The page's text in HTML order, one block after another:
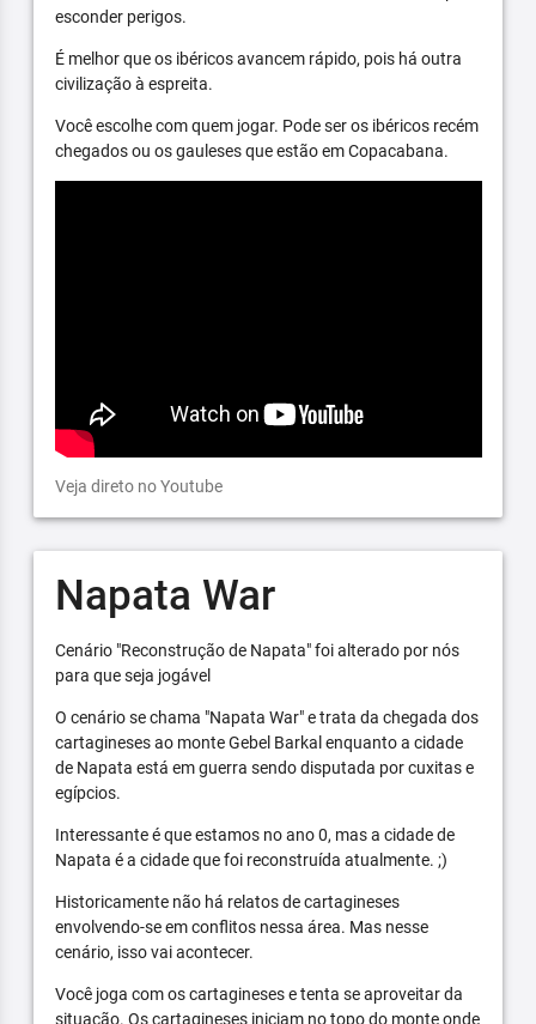
esconder perigos.
É melhor que os ibéricos avancem rápido, pois há outra
civilização à espreita.
Você escolhe com quem jogar. Pode ser os ibéricos recém
chegados ou os gauleses que estão em Copacabana.
Veja direto no Youtube
Napata War
Cenário "Reconstrução de Napata" foi alterado por nós
para que seja jogável
O cenário se chama "Napata War" e trata da chegada dos
cartagineses ao monte Gebel Barkal enquanto a cidade
de Napata está em guerra sendo disputada por cuxitas e
egípcios.
Interessante é que estamos no ano 0, mas a cidade de
Napata é a cidade que foi reconstruída atualmente. ;)
Historicamente não há relatos de cartagineses
envolvendo-se em conflitos nessa área. Mas nesse
cenário, isso vai acontecer.
Você joga com os cartagineses e tenta se aproveitar da
situação. Os cartagineses iniciam no topo do monte onde